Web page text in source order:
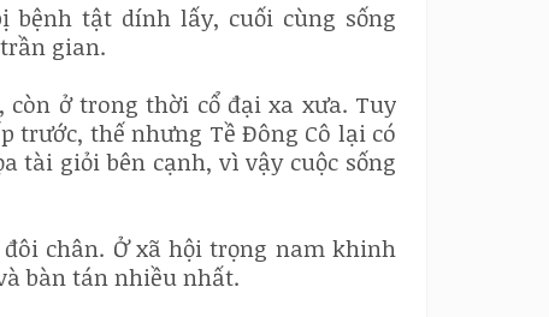
bệnh tật dính lấy, cuối cùng sống
gian.
ở trong thời cổ đại xa xưa. Tuy
trước, thế nhưng Tề Đông Cô lại có
tài giỏi bên cạnh, vì vậy cuộc sống
chân. Ở xã hội trọng nam khinh
bàn tán nhiều nhất.